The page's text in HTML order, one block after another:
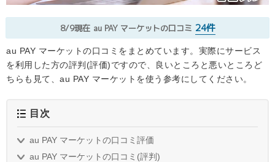
8/9現在 au PAY マーケットの口コミ 24件
au PAY マーケットの口コミをまとめています。実際にサービス
を利用した方の評判(評価)ですので、良いところと悪いところど
ちらも見て、au PAY マーケットを使う参考にしてください。
目次
au PAY マーケットの口コミ評価
au PAY マーケットの口コミ(評判)